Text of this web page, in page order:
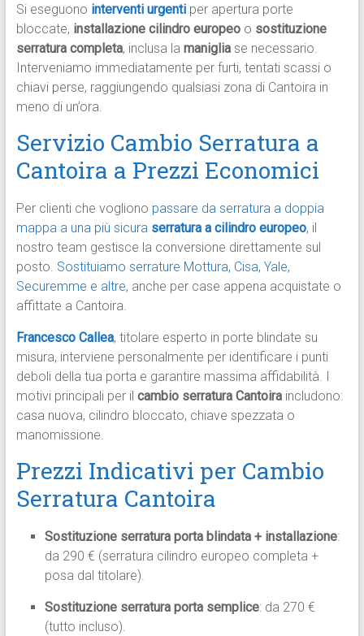
Si eseguono interventi urgentiper apertura porte
bloccate, installazione cilindro europeoo sostituzione
serratura completa, inclusa la manigliase necessario.
Interveniamo immediatamente per furti, tentati scassi o
chiavi perse, raggiungendo qualsiasi zona di Cantoira in
meno di un’ora.​
Servizio Cambio Serratura a
Cantoira a Prezzi Economici
Per clienti che vogliono passare da serratura a doppia
mappa a una più sicura serratura a cilindro europeo, il
nostro team gestisce la conversione direttamente sul
posto. Sostituiamo serrature Mottura, Cisa, Yale,
Securemme e altre, anche per case appena acquistate o
affittate a Cantoira.​
Francesco Callea, titolare esperto in porte blindate su
misura, interviene personalmente per identificare i punti
deboli della tua porta e garantire massima affidabilità. I
motivi principali per il cambio serratura Cantoiraincludono:
casa nuova, cilindro bloccato, chiave spezzata o
manomissione.​
Prezzi Indicativi per Cambio
Serratura Cantoira
Sostituzione serratura porta blindata + installazione:
da 290 € (serratura cilindro europeo completa +
posa dal titolare).​
Sostituzione serratura porta semplice: da 270 €
(tutto incluso).​